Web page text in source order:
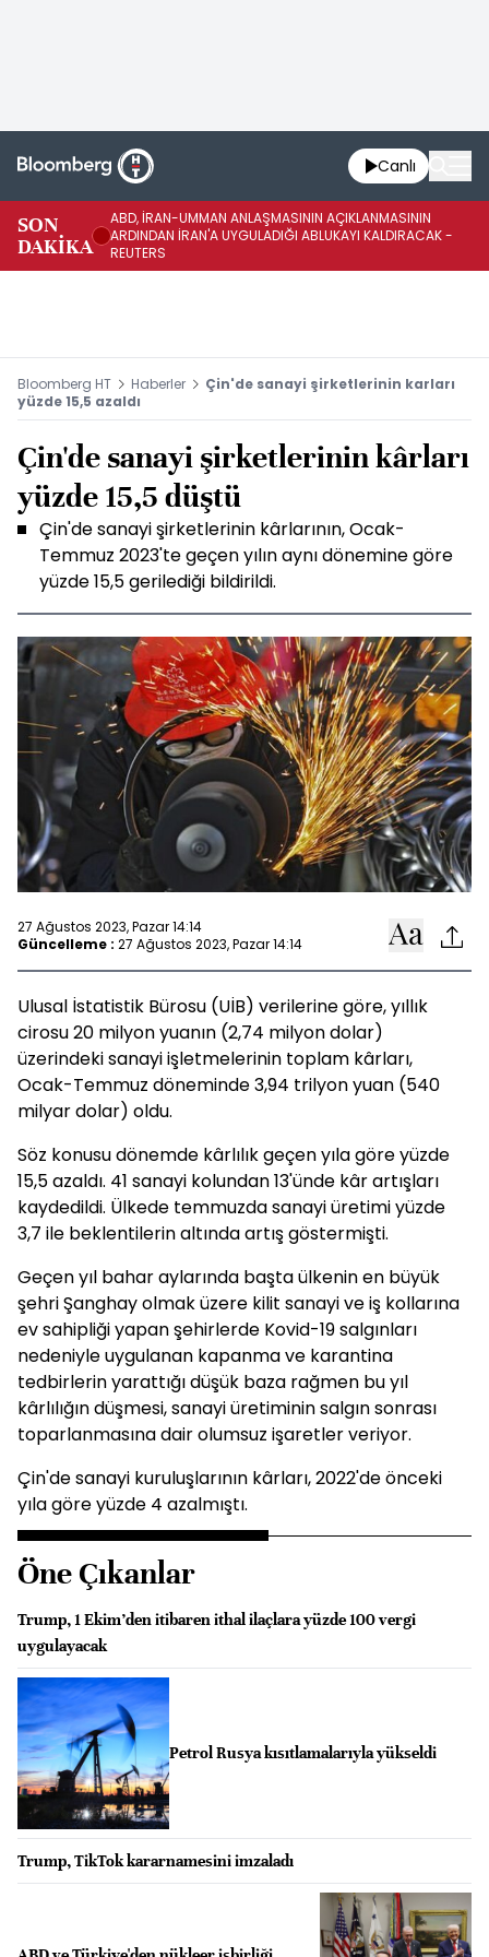
Canlı
SON
DAKİKA
ABD, İRAN-UMMAN ANLAŞMASININ AÇIKLANMASININ
ARDINDAN İRAN'A UYGULADIĞI ABLUKAYI KALDIRACAK -
REUTERS
Bloomberg HT Haberler
Çin'de sanayi şirketlerinin karları
yüzde 15,5 azaldı
Çin'de sanayi şirketlerinin kârları
yüzde 15,5 düştü
Çin'de sanayi şirketlerinin kârlarının, Ocak-
Temmuz 2023'te geçen yılın aynı dönemine göre
yüzde 15,5 gerilediği bildirildi.
27 Ağustos 2023, Pazar 14:14
Güncelleme : 27 Ağustos 2023, Pazar 14:14
Ulusal İstatistik Bürosu (UİB) verilerine göre, yıllık
cirosu 20 milyon yuanın (2,74 milyon dolar)
üzerindeki sanayi işletmelerinin toplam kârları,
Ocak-Temmuz döneminde 3,94 trilyon yuan (540
milyar dolar) oldu.
Söz konusu dönemde kârlılık geçen yıla göre yüzde
15,5 azaldı. 41 sanayi kolundan 13'ünde kâr artışları
kaydedildi. Ülkede temmuzda sanayi üretimi yüzde
3,7 ile beklentilerin altında artış göstermişti.
Geçen yıl bahar aylarında başta ülkenin en büyük
şehri Şanghay olmak üzere kilit sanayi ve iş kollarına
ev sahipliği yapan şehirlerde Kovid-19 salgınları
nedeniyle uygulanan kapanma ve karantina
tedbirlerin yarattığı düşük baza rağmen bu yıl
kârlılığın düşmesi, sanayi üretiminin salgın sonrası
toparlanmasına dair olumsuz işaretler veriyor.
Çin'de sanayi kuruluşlarının kârları, 2022'de önceki
yıla göre yüzde 4 azalmıştı.
Öne Çıkanlar
Trump, 1 Ekim’den itibaren ithal ilaçlara yüzde 100 vergi
uygulayacak
Petrol Rusya kısıtlamalarıyla yükseldi
Trump, TikTok kararnamesini imzaladı